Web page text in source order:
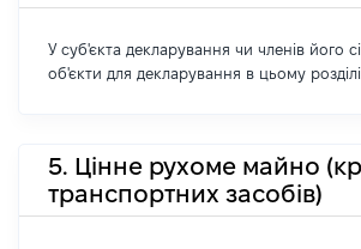
У суб'єкта декларування чи членів його
об'єкти для декларування в цьому
5. Цінне рухоме майно
транспортних засобів)